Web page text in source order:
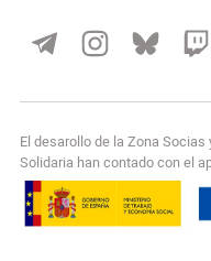
El desarollo de la Zona
Solidaria han contado con el